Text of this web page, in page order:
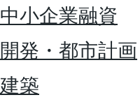
中小企業融資
開発・都市計画
建築